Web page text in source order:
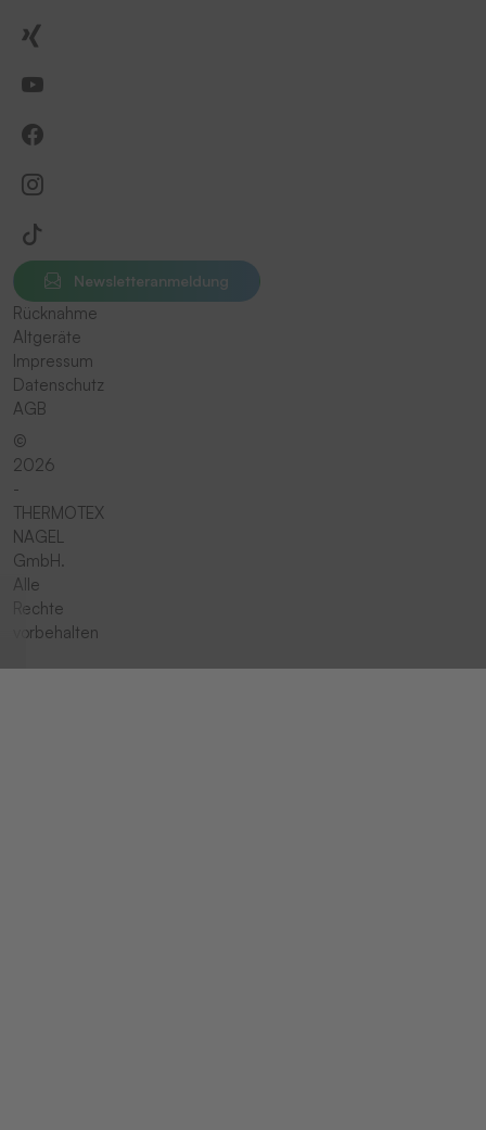
Newsletteranmeldung
Rücknahme
Altgeräte
Impressum
Datenschutz
AGB
©
2026
-
THERMOTEX
NAGEL
GmbH.
Alle
Rechte
vorbehalten